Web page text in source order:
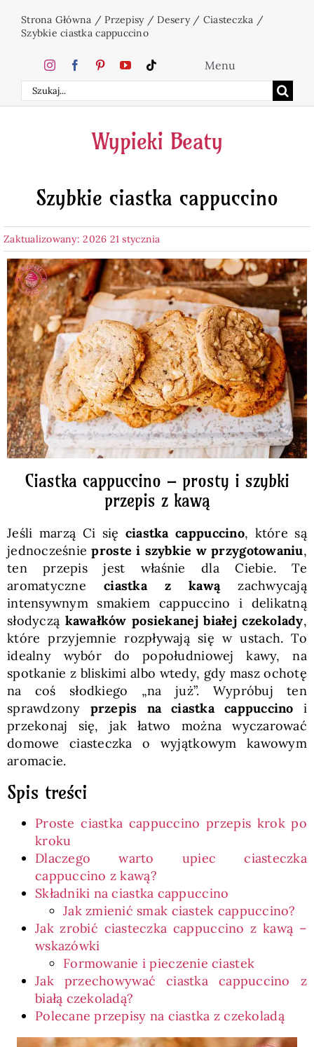
zawartości
Strona Główna /Przepisy/Desery/ Ciasteczka /
Szybkie ciastka cappuccino
Szukaj
Menu
Home
Ciasta
Desery
Napoje
Pieczywo
Przetwory
Posiłki
Zdrowo i fit
SKLEP
Polski
Wypieki Beaty
Szybkie ciastka cappuccino
Zaktualizowany: 2026 21 stycznia
Ciastka cappuccino – prosty i szybki
przepis z kawą
Jeśli marzą Ci się ciastka cappuccino, które są
jednocześnieproste i szybkie w przygotowaniu,
ten przepis jest właśnie dla Ciebie. Te
aromatyczne ciastka z kawązachwycają
intensywnym smakiem cappuccino i delikatną
słodyczą kawałków posiekanej białej czekolady,
które przyjemnie rozpływają się w ustach. To
idealny wybór do popołudniowej kawy, na
spotkanie z bliskimi albo wtedy, gdy masz ochotę
na coś słodkiego „na już”. Wypróbuj ten
sprawdzony przepis na ciastka cappuccino i
przekonaj się, jak łatwo można wyczarować
domowe ciasteczka o wyjątkowym kawowym
aromacie.
Spis treści
Proste ciastka cappuccino przepis krok po
kroku
Dlaczego warto upiec ciasteczka
cappuccino z kawą?
Składniki na ciastka cappuccino
Jak zmienić smak ciastek cappuccino?
Jak zrobić ciasteczka cappuccino z kawą –
wskazówki
Formowanie i pieczenie ciastek
Jak przechowywać ciastka cappuccino z
białą czekoladą?
Polecane przepisy na ciastka z czekoladą